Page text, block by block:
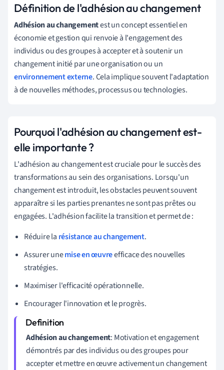
Définition de l'adhésion au changement
Adhésion au changementest un concept essentiel en
économie et gestion qui renvoie à l'engagement des
individus ou des groupes à accepter et à soutenir un
changement initié par une organisation ou un
environnement externe. Cela implique souvent l'adaptation
à de nouvelles méthodes, processus ou technologies.
Pourquoi l'adhésion au changement est-
elle importante ?
L'adhésion au changement est cruciale pour le succès des
transformations au sein des organisations. Lorsqu'un
changement est introduit, les obstacles peuvent souvent
apparaître si les parties prenantes ne sont pas prêtes ou
engagées. L'adhésion facilite la transition et permet de :
Réduire la résistance au changement.
Assurer unemise en œuvreefficace des nouvelles
stratégies.
Maximiser l'efficacité opérationnelle.
Encourager l'innovation et le progrès.
Adhésion au changement: Motivation et engagement
démontrés par des individus ou des groupes pour
accepter et mettre en œuvre activement un changement